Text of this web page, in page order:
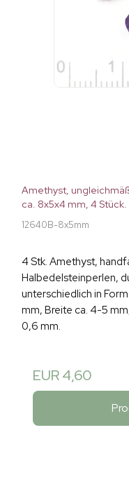
Amethyst,
ca. 8x5x4 mm, 4 Stück.
12640B-8x5mm
4 Stk. Amethyst,
Halbedelsteinperlen,
unterschiedlich in
mm, Breite ca. 4-5
0,6 mm.
EUR 4,60